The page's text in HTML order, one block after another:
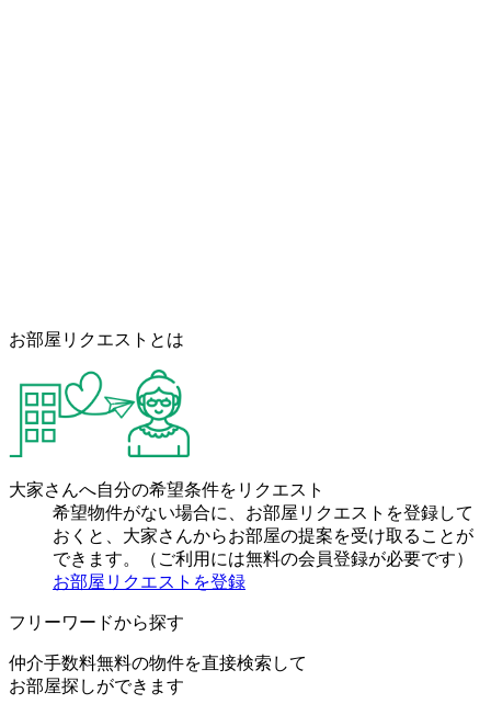
お部屋リクエストとは
大家さんへ自分の希望条件をリクエスト
希望物件がない場合に、お部屋リクエストを登録して
おくと、大家さんからお部屋の提案を受け取ることが
できます。（ご利用には無料の会員登録が必要です）
お部屋リクエストを登録
フリーワードから探す
仲介手数料無料の物件を直接検索して
お部屋探しができます